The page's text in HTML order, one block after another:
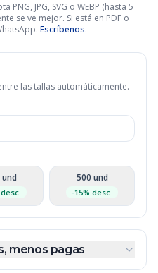
JPG, SVG o WEBP (hasta 5
se ve mejor. Si está en PDF o
Escríbenos.
las tallas automáticamente.
und 500 und
-15% desc.
menos pagas